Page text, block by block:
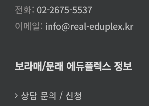
전화: 02-2675-5537
이메일: info@real-eduplex.kr
보라매/문래 에듀플렉스 정보
상담 문의 / 신청